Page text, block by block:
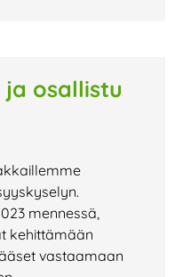
osallistu
mennessä,
kehittämään
vastaamaan